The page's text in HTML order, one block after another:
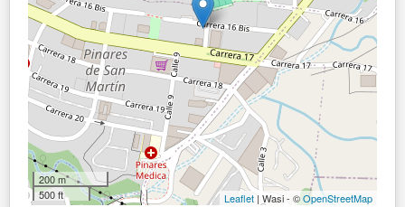
200 m
500 ft
Leaflet | Wasi - ©OpenStreetMap